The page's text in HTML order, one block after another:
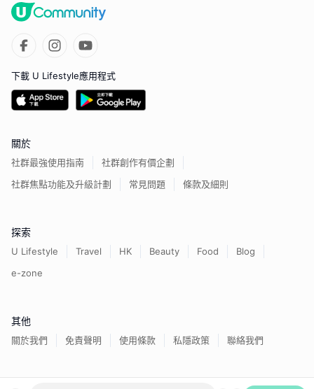
下載 U Lifestyle應用程式
關於
社群最強使用指南
社群創作有價企劃
社群焦點功能及升級計劃
常見問題 條款及細則
探索
U Lifestyle Travel HK Beauty Food
Blog
e-zone
其他
關於我們 免責聲明 使用條款 私隱政策 聯絡我們